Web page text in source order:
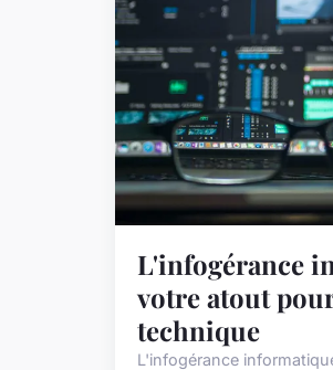
L'infogérance
votre atout
technique
L'infogérance